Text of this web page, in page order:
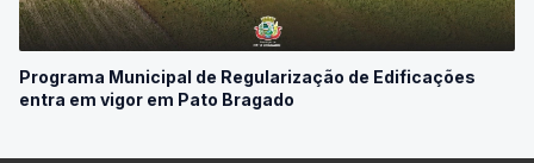
Programa Municipal de Regularização de Edificações
entra em vigor em Pato Bragado